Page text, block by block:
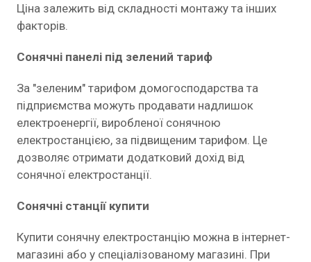
Ціна залежить від складності монтажу та інших
факторів.
Сонячні панелі під зелений тариф
За "зеленим" тарифом домогосподарства та
підприємства можуть продавати надлишок
електроенергії, виробленої сонячною
електростанцією, за підвищеним тарифом. Це
дозволяє отримати додатковий дохід від
сонячної електростанції.
Сонячні станції купити
Купити сонячну електростанцію можна в інтернет-
магазині або у спеціалізованому магазині. При